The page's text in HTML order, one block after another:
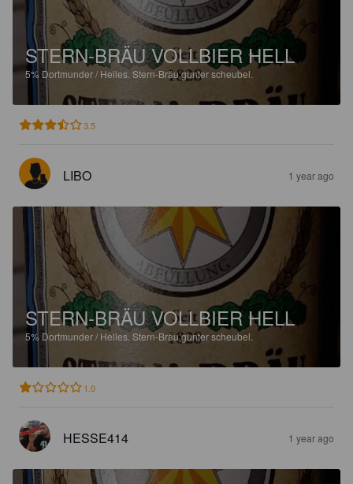
STERN-BRÄU VOLLBIER HELL
5% Dortmunder / Helles.Stern-Bräu gunter scheubel.
3.5
LIBO 1 year ago
STERN-BRÄU VOLLBIER HELL
5% Dortmunder / Helles.Stern-Bräu gunter scheubel.
1.0
HESSE414 1 year ago